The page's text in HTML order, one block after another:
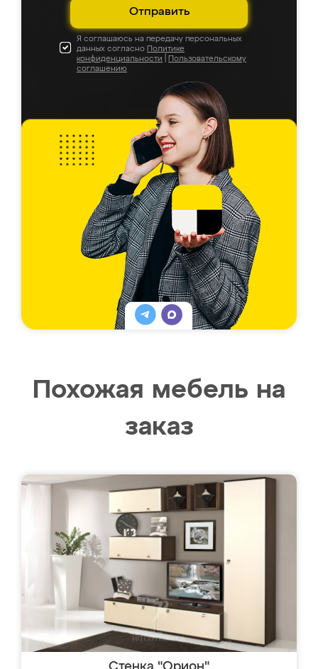
Отправить
Я соглашаюсь на передачу персональных
данных согласно Политике
конфиденциальности
Пользовательскому
соглашению
Похожая мебель на
заказ